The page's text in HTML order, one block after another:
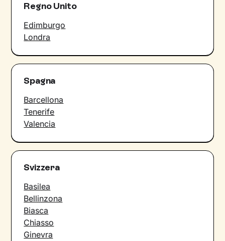
Regno Unito
Edimburgo
Londra
Spagna
Barcellona
Tenerife
Valencia
Svizzera
Basilea
Bellinzona
Biasca
Chiasso
Ginevra